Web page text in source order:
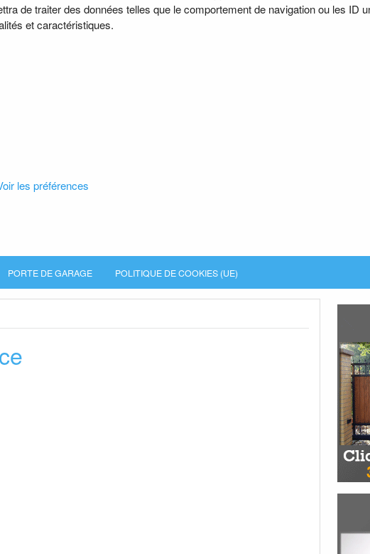
de traiter des données telles que le comportement de navigation ou les ID
et caractéristiques.
les préférences
PORTE DE GARAGE POLITIQUE DE COOKIES (UE)